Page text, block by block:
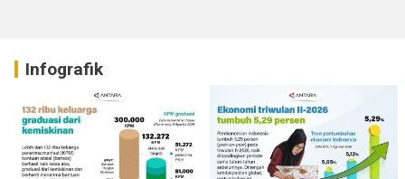
Infografik